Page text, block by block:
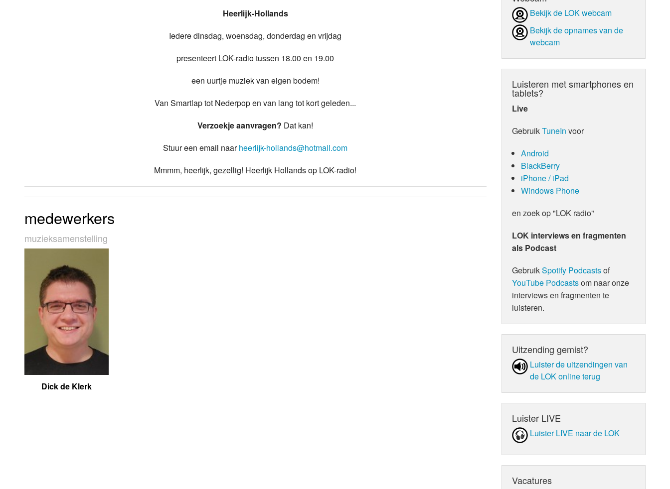
Heerlijk-Hollands
Iedere dinsdag, woensdag, donderdag en vrijdag
presenteert LOK-radio tussen 18.00 en 19.00
een uurtje muziek van eigen bodem!
Van Smartlap tot Nederpop en van lang tot kort geleden...
Verzoekje aanvragen? Dat kan!
Stuur een email naarheerlijk-hollands@hotmail.com
Mmmm, heerlijk, gezellig! Heerlijk Hollands op LOK-radio!
medewerkers
muziek­sa­men­stel­ling
Dick de Klerk
Bekijk de LOK webcam
Bekijk de opnames van de
webcam
Luisteren met smartphones en
tablets?
Live
GebruikTuneIn voor
Android
BlackBerry
iPhone / iPad
Windows Phone
en zoek op "LOK radio"
LOK interviews en fragmenten
als Podcast
GebruikSpotify Podcastsof
YouTube Podcastsom naar onze
interviews en fragmenten te
luisteren.
Uitzending gemist?
Luister de uit­zen­din­gen van
de LOK online terug
Luister LIVE
Luister LIVE naar de LOK
Vacatures